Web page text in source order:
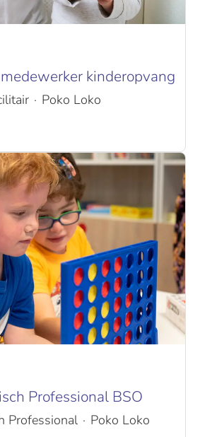
kinderopvang
· Poko Loko
Professional BSO
Professional · Poko Loko